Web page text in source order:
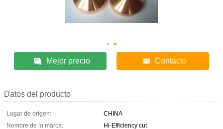
Mejor precio Contacto
Datos del producto
Lugar de origen:
CHINA
Nombre de la marca:
Hi-Efficiency cut